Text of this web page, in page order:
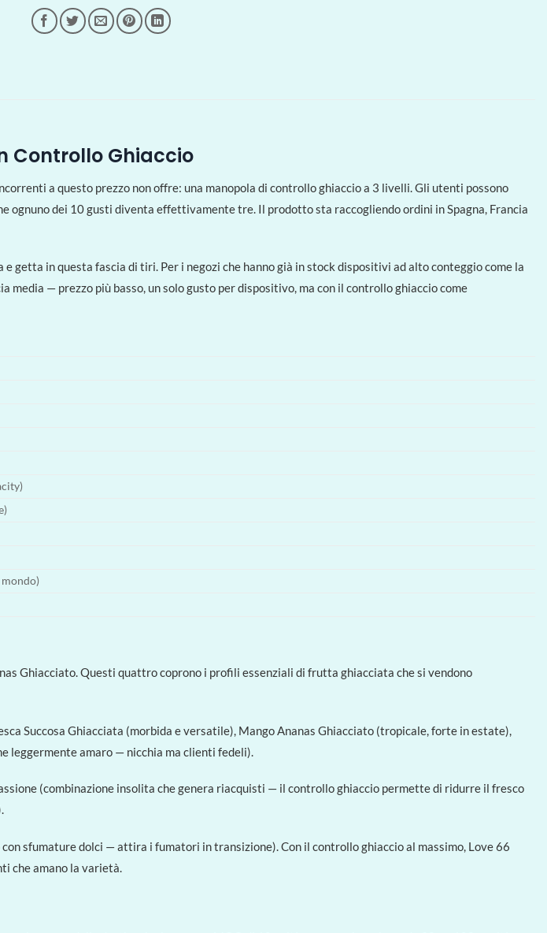
Controllo Ghiaccio
a questo prezzo non offre: una manopola di controllo ghiaccio a 3 livelli. Gli utenti possono
ognuno dei 10 gusti diventa effettivamente tre. Il prodotto sta raccogliendo ordini in Spagna, Francia
getta in questa fascia di tiri. Per i negozi che hanno già in stock dispositivi ad alto conteggio come la
media — prezzo più basso, un solo gusto per dispositivo, ma con il controllo ghiaccio come
Ghiacciato. Questi quattro coprono i profili essenziali di frutta ghiacciata che si vendono
Succosa Ghiacciata (morbida e versatile), Mango Ananas Ghiacciato (tropicale, forte in estate),
leggermente amaro — nicchia ma clienti fedeli).
(combinazione insolita che genera riacquisti — il controllo ghiaccio permette di ridurre il fresco
sfumature dolci — attira i fumatori in transizione). Con il controllo ghiaccio al massimo, Love 66
che amano la varietà.